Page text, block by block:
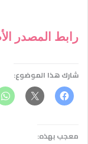
رابط المصدر
شارك هذا الموضوع:
معجب بهذه: